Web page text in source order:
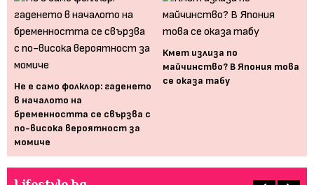
Не е само фолклор: гаденето
в началото на
бременността се свързва с
по-висока вероятност за
момиче
Кмет излиза по
майчинство? В Япония това
се оказа табу